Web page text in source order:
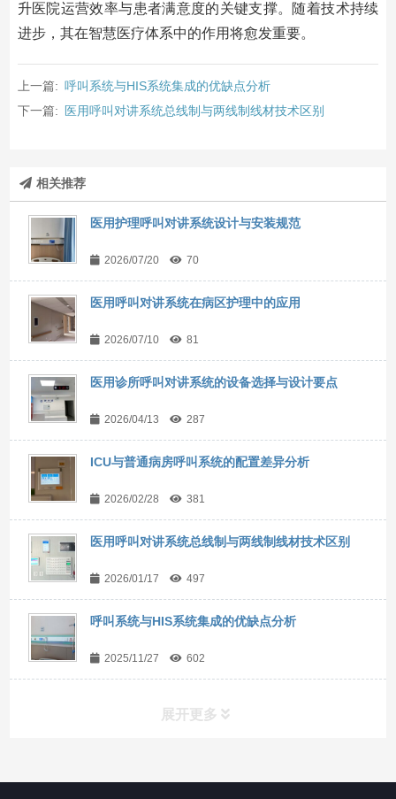
升医院运营效率与患者满意度的关键支撑。随着技术持续
进步，其在智慧医疗体系中的作用将愈发重要。
上一篇: 呼叫系统与HIS系统集成的优缺点分析
下一篇:
医用呼叫对讲系统总线制与两线制线材技术区别
相关推荐
医用护理呼叫对讲系统设计与安装规范
2026/07/20 70
医用呼叫对讲系统在病区护理中的应用
2026/07/10 81
医用诊所呼叫对讲系统的设备选择与设计要点
2026/04/13 287
ICU与普通病房呼叫系统的配置差异分析
2026/02/28 381
医用呼叫对讲系统总线制与两线制线材技术区别
2026/01/17 497
呼叫系统与HIS系统集成的优缺点分析
2025/11/27 602
展开更多